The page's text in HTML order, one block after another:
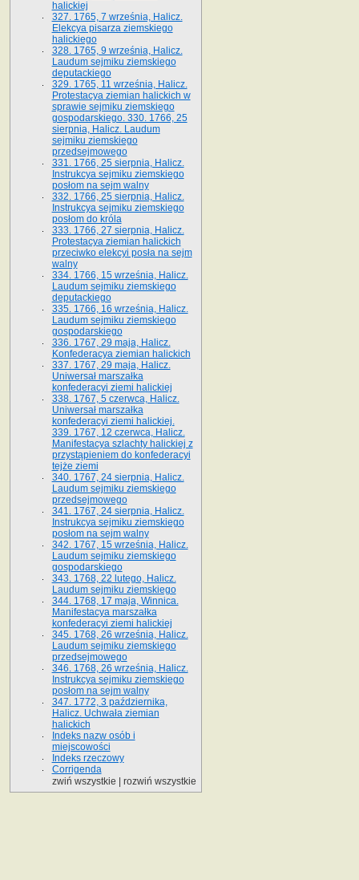
halickiej
327. 1765, 7 września, Halicz.
Elekcya pisarza ziemskiego
halickiego
328. 1765, 9 września, Halicz.
Laudum sejmiku ziemskiego
deputackiego
329. 1765, 11 września, Halicz.
Protestacya ziemian halickich w
sprawie sejmiku ziemskiego
gospodarskiego. 330. 1766, 25
sierpnia, Halicz. Laudum
sejmiku ziemskiego
przedsejmowego
331. 1766, 25 sierpnia, Halicz.
Instrukcya sejmiku ziemskiego
posłom na sejm walny
332. 1766, 25 sierpnia, Halicz.
Instrukcya sejmiku ziemskiego
posłom do króla
333. 1766, 27 sierpnia, Halicz.
Protestacya ziemian halickich
przeciwko elekcyi posła na sejm
walny
334. 1766, 15 września, Halicz.
Laudum sejmiku ziemskiego
deputackiego
335. 1766, 16 września, Halicz.
Laudum sejmiku ziemskiego
gospodarskiego
336. 1767, 29 maja, Halicz.
Konfederacya ziemian halickich
337. 1767, 29 maja, Halicz.
Uniwersał marszałka
konfederacyi ziemi halickiej
338. 1767, 5 czerwca, Halicz.
Uniwersał marszałka
konfederacyi ziemi halickiej.
339. 1767, 12 czerwca, Halicz.
Manifestacya szlachty halickiej z
przystąpieniem do konfederacyi
tejże ziemi
340. 1767, 24 sierpnia, Halicz.
Laudum sejmiku ziemskiego
przedsejmowego
341. 1767, 24 sierpnia, Halicz.
Instrukcya sejmiku ziemskiego
posłom na sejm walny
342. 1767, 15 września, Halicz.
Laudum sejmiku ziemskiego
gospodarskiego
343. 1768, 22 lutego, Halicz.
Laudum sejmiku ziemskiego
344. 1768, 17 maja, Winnica.
Manifestacya marszałka
konfederacyi ziemi halickiej
345. 1768, 26 września, Halicz.
Laudum sejmiku ziemskiego
przedsejmowego
346. 1768, 26 września, Halicz.
Instrukcya sejmiku ziemskiego
posłom na sejm walny
347. 1772, 3 października,
Halicz. Uchwała ziemian
halickich
Indeks nazw osób i
miejscowości
Indeks rzeczowy
Corrigenda
zwiń wszystkie
rozwiń wszystkie